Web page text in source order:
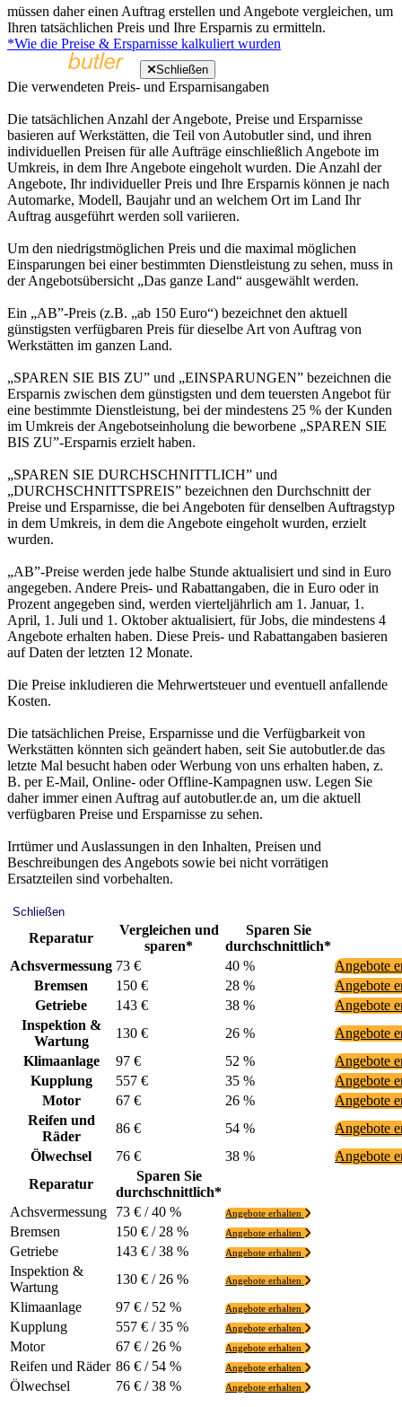
müssen daher einen Auftrag erstellen und Angebote vergleichen, um
Ihren tatsächlichen Preis und Ihre Ersparnis zu ermitteln.
*Wie die Preise & Ersparnisse kalkuliert wurden
Schließen
Die verwendeten Preis- und Ersparnisangaben
Die tatsächlichen Anzahl der Angebote, Preise und Ersparnisse
basieren auf Werkstätten, die Teil von Autobutler sind, und ihren
individuellen Preisen für alle Aufträge einschließlich Angebote im
Umkreis, in dem Ihre Angebote eingeholt wurden. Die Anzahl der
Angebote, Ihr individueller Preis und Ihre Ersparnis können je nach
Automarke, Modell, Baujahr und an welchem Ort im Land Ihr
Auftrag ausgeführt werden soll variieren.
Um den niedrigstmöglichen Preis und die maximal möglichen
Einsparungen bei einer bestimmten Dienstleistung zu sehen, muss in
der Angebotsübersicht „Das ganze Land“ ausgewählt werden.
Ein „AB”-Preis (z.B. „ab 150 Euro“) bezeichnet den aktuell
günstigsten verfügbaren Preis für dieselbe Art von Auftrag von
Werkstätten im ganzen Land.
„SPAREN SIE BIS ZU” und „EINSPARUNGEN” bezeichnen die
Ersparnis zwischen dem günstigsten und dem teuersten Angebot für
eine bestimmte Dienstleistung, bei der mindestens 25 % der Kunden
im Umkreis der Angebotseinholung die beworbene „SPAREN SIE
BIS ZU”-Ersparnis erzielt haben.
„SPAREN SIE DURCHSCHNITTLICH” und
„DURCHSCHNITTSPREIS” bezeichnen den Durchschnitt der
Preise und Ersparnisse, die bei Angeboten für denselben Auftragstyp
in dem Umkreis, in dem die Angebote eingeholt wurden, erzielt
wurden.
„AB”-Preise werden jede halbe Stunde aktualisiert und sind in Euro
angegeben. Andere Preis- und Rabattangaben, die in Euro oder in
Prozent angegeben sind, werden vierteljährlich am 1. Januar, 1.
April, 1. Juli und 1. Oktober aktualisiert, für Jobs, die mindestens 4
Angebote erhalten haben. Diese Preis- und Rabattangaben basieren
auf Daten der letzten 12 Monate.
Die Preise inkludieren die Mehrwertsteuer und eventuell anfallende
Kosten.
Die tatsächlichen Preise, Ersparnisse und die Verfügbarkeit von
Werkstätten könnten sich geändert haben, seit Sie autobutler.de das
letzte Mal besucht haben oder Werbung von uns erhalten haben, z.
B. per E-Mail, Online- oder Offline-Kampagnen usw. Legen Sie
daher immer einen Auftrag auf autobutler.de an, um die aktuell
verfügbaren Preise und Ersparnisse zu sehen.
Irrtümer und Auslassungen in den Inhalten, Preisen und
Beschreibungen des Angebots sowie bei nicht vorrätigen
Ersatzteilen sind vorbehalten.
Schließen
Reparatur
Vergleichen und
sparen*
Sparen Sie
durchschnittlich*
Achsvermessung 73 € 40 %
Angebote
Bremsen
150 € 28 %
Angebote
Getriebe
143 € 38 %
Angebote
Inspektion &
Wartung
130 € 26 %
Angebote
Klimaanlage
97 € 52 %
Angebote
Kupplung
557 € 35 %
Angebote
Motor
67 € 26 %
Angebote
Reifen und
Räder
86 € 54 %
Angebote
Ölwechsel
76 € 38 %
Angebote
Reparatur
Sparen Sie
durchschnittlich*
Achsvermessung
73 € / 40 % Angebote erhalten
Bremsen 150 € / 28 % Angebote erhalten
Getriebe 143 € / 38 % Angebote erhalten
Inspektion &
Wartung
130 € / 26 % Angebote erhalten
Klimaanlage 97 € / 52 % Angebote erhalten
Kupplung 557 € / 35 % Angebote erhalten
Motor 67 € / 26 % Angebote erhalten
Reifen und Räder 86 € / 54 % Angebote erhalten
Ölwechsel 76 € / 38 % Angebote erhalten